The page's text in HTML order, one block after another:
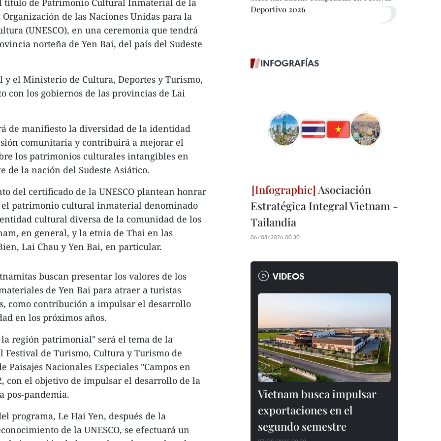
título de Patrimonio Cultural Inmaterial de la
de las Naciones Unidas para la
(UNESCO), en una ceremonia que tendrá
norteña de Yen Bai, del país del Sudeste
el Ministerio de Cultura, Deportes y Turismo,
con los gobiernos de las provincias de Lai
de manifiesto la diversidad de la identidad
comunitaria y contribuirá a mejorar el
los patrimonios culturales intangibles en
de la nación del Sudeste Asiático.
del certificado de la UNESCO plantean honrar
patrimonio cultural inmaterial denominado
cultural diversa de la comunidad de los
en general, y la etnia de Thai en las
Lai Chau y Yen Bai, en particular.
buscan presentar los valores de los
de Yen Bai para atraer a turistas
como contribución a impulsar el desarrollo
en los próximos años.
región patrimonial" será el tema de la
de Turismo, Cultura y Turismo de
Paisajes Nacionales Especiales "Campos en
con el objetivo de impulsar el desarrollo de la
pos-pandemia.
programa, Le Hai Yen, después de la
de la UNESCO, se efectuará un
Deportivo 2026
INFOGRAFÍAS
Asociación
Estratégica Integral Vietnam -
Tailandia
06/08/2026 00:30
VIDEOS
Vietnam busca impulsar
exportaciones en el
segundo semestre